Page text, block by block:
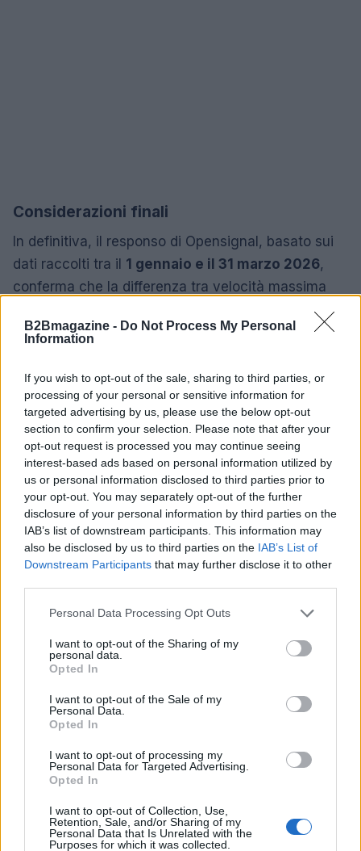
B2Bmagazine - Do Not Process My Personal
Information
If you wish to opt-out of the sale, sharing to third parties, or
processing of your personal or sensitive information for
targeted advertising by us, please use the below opt-out
section to confirm your selection. Please note that after your
opt-out request is processed you may continue seeing
interest-based ads based on personal information utilized by
us or personal information disclosed to third parties prior to
your opt-out. You may separately opt-out of the further
disclosure of your personal information by third parties on the
IAB’s list of downstream participants. This information may
also be disclosed by us to third parties on the IAB’s List of
Downstream Participants that may further disclose it to other
Please note that this website/app uses one or more Google
not limited to your visit or usage behaviour. You may click to
grant or deny consent to Google and its third-party tags to
use your data for below specified purposes in below Google
consent section.
Personal Data Processing Opt Outs
I want to opt-out of the Sharing of my
personal data.
Opted In
I want to opt-out of the Sale of my
Personal Data.
Opted In
I want to opt-out of processing my
Personal Data for Targeted Advertising.
Opted In
I want to opt-out of Collection, Use,
Retention, Sale, and/or Sharing of my
Personal Data that Is Unrelated with the
Purposes for which it was collected.
Considerazioni finali
In definitiva, il responso di Opensignal, basato sui
dati raccolti tra il 1 gennaio e il 31 marzo 2026,
conferma che la differenza tra velocità massima
capacità di offrire una esperienza omogenea e
Per chi sceglie una connessione per lavoro o per
esigenze quotidiane, puntare su un servizio che
garantisca
stabilità
può risultare più vantaggioso
di inseguire solo picchi di performance.
AUTORE
Matteo Pellegrino
Matteo Pellegrino ha organizzato una sfilata
pop-up nei vicoli del Quartieri Spagnoli per
promuovere giovani designer; è editorialista
tendenze locali. Nato a Napoli, conserva
bozze di pattern e appunti presi nelle sartorie
di via Toledo.